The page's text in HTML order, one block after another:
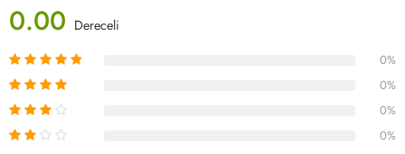
0.00 Dereceli
0%
0%
0%
0%